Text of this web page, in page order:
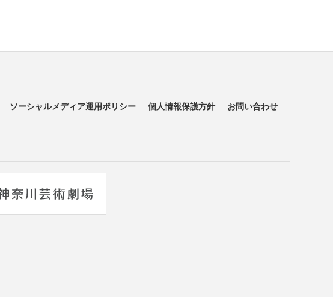
ソーシャルメディア運用ポリシー 個人情報保護方針 お問い合わせ